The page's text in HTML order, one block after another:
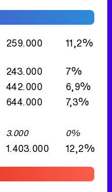
259.000
11,2%
243.000
7%
442.000
6,9%
644.000 7,3%
3.000 0%
1.403.000 12,2%